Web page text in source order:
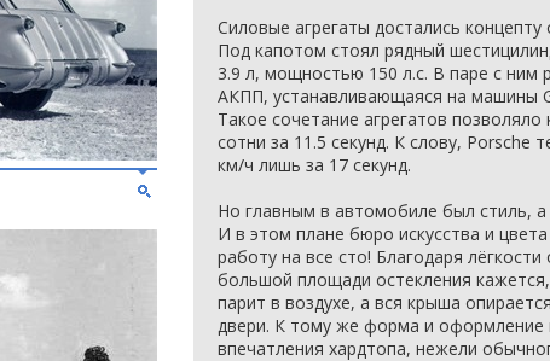
Силовые агрегаты достались
Под капотом стоял рядный
3.9 л, мощностью 150 л.с. В паре с ним
АКПП, устанавливающаяся на машины
Такое сочетание агрегатов позволяло
сотни за 11.5 секунд. К слову, Porsche
км/ч лишь за 17 секунд.
Но главным в автомобиле был стиль, а
И в этом плане бюро искусства и
работу на все сто! Благодаря
большой площади остекления
парит в воздухе, а вся крыша
двери. К тому же форма и оформление
впечатления хардтопа, нежели